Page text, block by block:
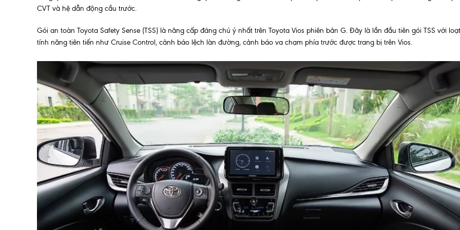
CVT và hệ dẫn động cầu trước.
Gói an toàn Toyota Safety Sense (TSS) là nâng cấp đáng chú ý nhất trên Toyota Vios phiên bản G. Đây là lần đầu tiên gói TSS với loạt
tính năng tiên tiến như Cruise Control, cảnh báo lệch làn đường, cảnh báo va chạm phía trước được trang bị trên Vios.